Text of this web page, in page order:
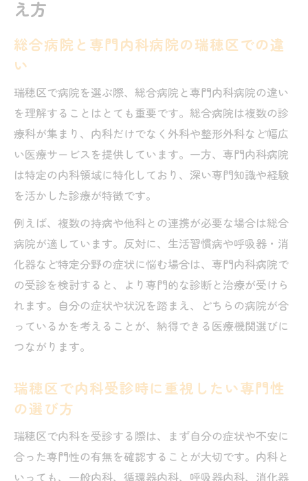
え方
総合病院と専門内科病院の瑞穂区での違
い
瑞穂区で病院を選ぶ際、総合病院と専門内科病院の違い
を理解することはとても重要です。総合病院は複数の診
療科が集まり、内科だけでなく外科や整形外科など幅広
い医療サービスを提供しています。一方、専門内科病院
は特定の内科領域に特化しており、深い専門知識や経験
を活かした診療が特徴です。
例えば、複数の持病や他科との連携が必要な場合は総合
病院が適しています。反対に、生活習慣病や呼吸器・消
化器など特定分野の症状に悩む場合は、専門内科病院で
の受診を検討すると、より専門的な診断と治療が受けら
れます。自分の症状や状況を踏まえ、どちらの病院が合
っているかを考えることが、納得できる医療機関選びに
つながります。
瑞穂区で内科受診時に重視したい専門性
の選び方
瑞穂区で内科を受診する際は、まず自分の症状や不安に
合った専門性の有無を確認することが大切です。内科と
いっても、一般内科、循環器内科、呼吸器内科、消化器